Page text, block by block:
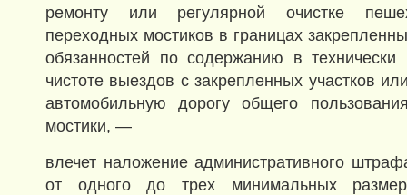
ремонту или регулярной очистке
переходных мостиков в границах
обязанностей по содержанию в технически
чистоте выездов с закрепленных участков
автомобильную дорогу общего
мостики, —
влечет наложение административного
от одного до трех минимальных